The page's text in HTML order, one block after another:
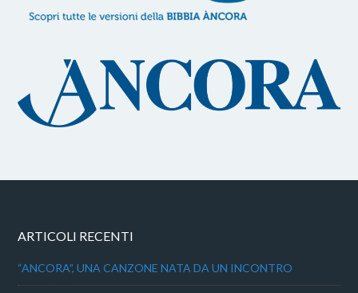
ARTICOLI RECENTI
“ANCORA”, UNA CANZONE NATA DA UN INCONTRO